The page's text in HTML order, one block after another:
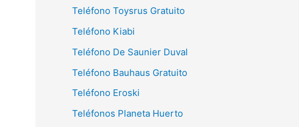
Teléfono Toysrus Gratuito
Teléfono Kiabi
Teléfono De Saunier Duval
Teléfono Bauhaus Gratuito
Teléfono Eroski
Teléfonos Planeta Huerto